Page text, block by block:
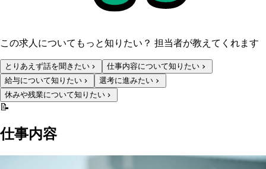
この求人についてもっと知りたい？ 担当者が教えてくれます
とりあえず話を聞きたい
仕事内容について知りたい
給与について知りたい
選考に進みたい
休みや残業について知りたい
📝
仕事内容